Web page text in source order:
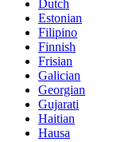
Dutch
Estonian
Filipino
Finnish
Frisian
Galician
Georgian
Gujarati
Haitian
Hausa